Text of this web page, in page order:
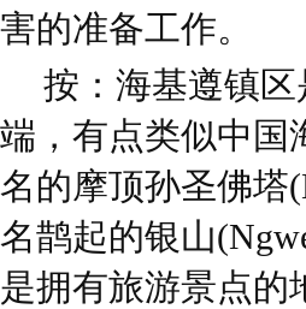
害的准备工作。
按：海基遵镇
端，有点类似中国
名的摩顶孙圣佛塔
名鹊起的银山
是拥有旅游景点的